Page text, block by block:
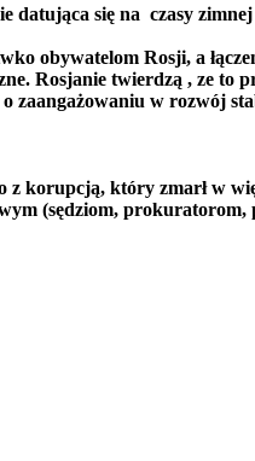
się na czasy
obywatelom Rosji, a
Rosjanie twierdzą , ze to
w rozwój
korupcją, który zmarł w
(sędziom,